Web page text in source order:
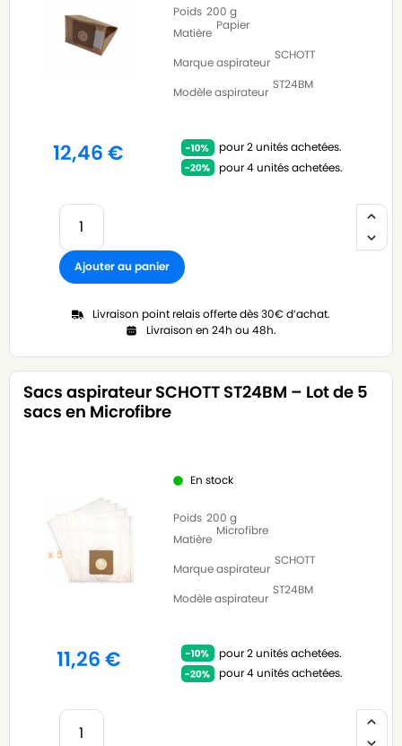
Poids 200 g
Matière
Papier
Marque aspirateur
SCHOTT
Modèle aspirateur
ST24BM
12,46€
pour 2 unités achetées.
pour 4 unités achetées.
Ajouter au panier
Livraison point relais offerte dès 30€ d’achat.
Livraison en 24h ou 48h.
Sacs aspirateur SCHOTT ST24BM – Lot de 5
sacs en Microfibre
En stock
Poids 200 g
Matière
Microfibre
Marque aspirateur
SCHOTT
Modèle aspirateur
ST24BM
11,26€
pour 2 unités achetées.
pour 4 unités achetées.